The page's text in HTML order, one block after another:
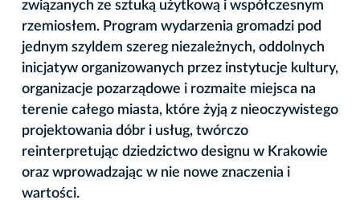
związanych ze sztuką użytkową i współczesnym
rzemiosłem. Program wydarzenia gromadzi pod
jednym szyldem szereg niezależnych, oddolnych
inicjatyw organizowanych przez instytucje kultury,
organizacje pozarządowe i rozmaite miejsca na
terenie całego miasta, które żyją z nieoczywistego
projektowania dóbr i usług, twórczo
reinterpretując dziedzictwo designu w Krakowie
oraz wprowadzając w nie nowe znaczenia i
wartości.